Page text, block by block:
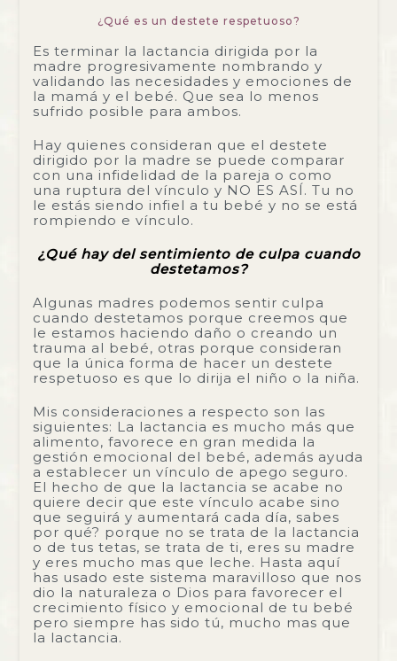
¿Qué es un destete respetuoso?
Es terminar la lactancia dirigida por la
madre progresivamente nombrando y
validando las necesidades y emociones de
la mamá y el bebé. Que sea lo menos
sufrido posible para ambos.
Hay quienes consideran que el destete
dirigido por la madre se puede comparar
con una infidelidad de la pareja o como
una ruptura del vínculo y NO ES ASÍ. Tu no
le estás siendo infiel a tu bebé y no se está
rompiendo e vínculo.
¿Qué hay del sentimiento de culpa cuando
destetamos?
Algunas madres podemos sentir culpa
cuando destetamos porque creemos que
le estamos haciendo daño o creando un
trauma al bebé, otras porque consideran
que la única forma de hacer un destete
respetuoso es que lo dirija el niño o la niña.
Mis consideraciones a respecto son las
siguientes: La lactancia es mucho más que
alimento, favorece en gran medida la
gestión emocional del bebé, además ayuda
a establecer un vínculo de apego seguro.
El hecho de que la lactancia se acabe no
quiere decir que este vínculo acabe sino
que seguirá y aumentará cada día, sabes
por qué? porque no se trata de la lactancia
o de tus tetas, se trata de ti, eres su madre
y eres mucho mas que leche. Hasta aquí
has usado este sistema maravilloso que nos
dio la naturaleza o Dios para favorecer el
crecimiento físico y emocional de tu bebé
pero siempre has sido tú, mucho mas que
la lactancia.